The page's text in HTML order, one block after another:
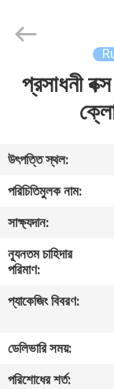
বাড়ি
আমাদের
সম্পর্কে
কারখানা
পরিদর্শন
গুণমান
নিয়ন্ত্রণ
Machinery
Reserved.প্রসাধনী
উৎপত্তি স্থল:
পরিচিতিমুলক নাম:
সাক্ষ্যদান:
ন্যূনতম চাহিদার
পরিমাণ:
প্যাকেজিং বিবরণ:
ডেলিভারি সময়:
পরিশোধের শর্ত: